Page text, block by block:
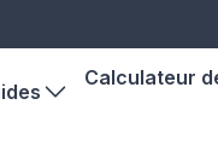
Calculateur